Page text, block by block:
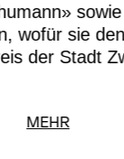
wofür sie den
der Stadt
MEHR